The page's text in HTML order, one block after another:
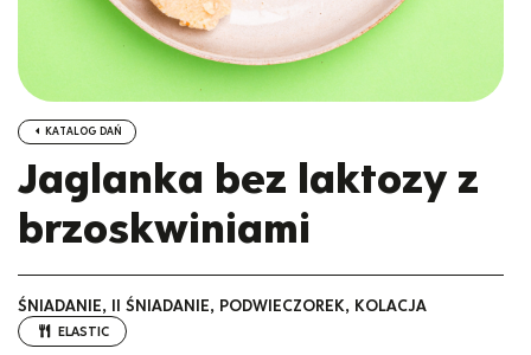
KATALOG DAŃ
Jaglanka bez laktozy z
brzoskwiniami
ŚNIADANIE, II ŚNIADANIE, PODWIECZOREK, KOLACJA
ELASTIC